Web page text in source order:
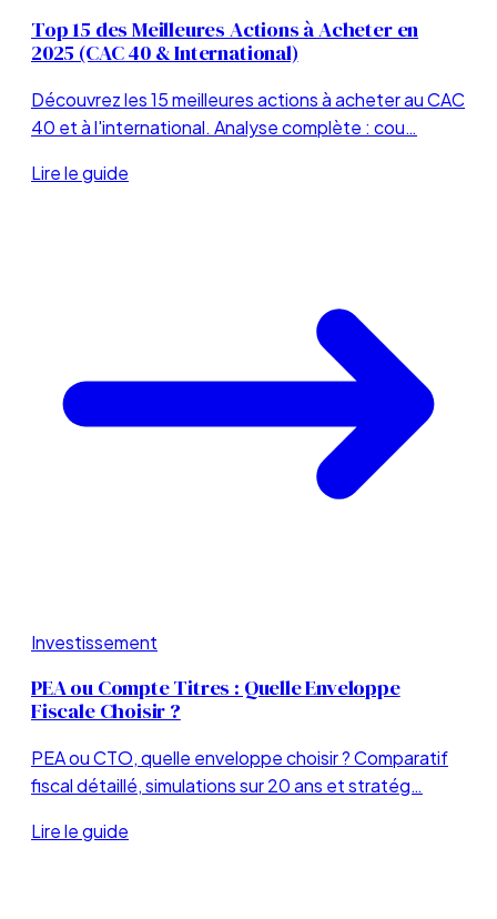
Top 15 des Meilleures Actions à Acheter en
2025 (CAC 40 & International)
Découvrez les 15 meilleures actions à acheter au CAC
40 et à l'international. Analyse complète : cou…
Lire le guide
Investissement
PEA ou Compte Titres : Quelle Enveloppe
Fiscale Choisir ?
PEA ou CTO, quelle enveloppe choisir ? Comparatif
fiscal détaillé, simulations sur 20 ans et stratég…
Lire le guide